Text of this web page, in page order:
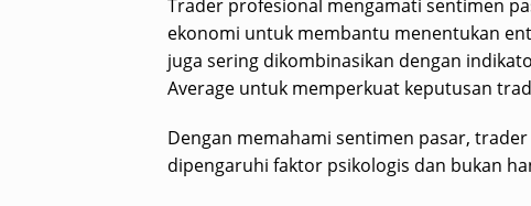
Trader profesional mengamati sentimen
ekonomi untuk membantu menentukan
juga sering dikombinasikan dengan
Average untuk memperkuat keputusan
Dengan memahami sentimen pasar,
dipengaruhi faktor psikologis dan bukan